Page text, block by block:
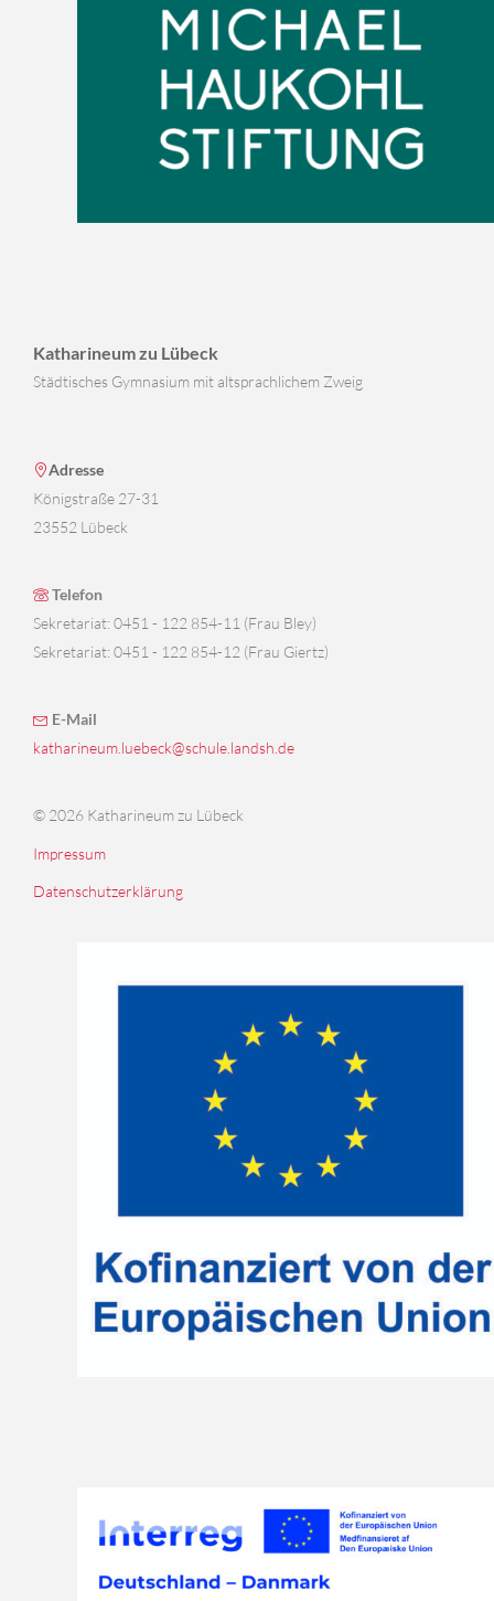
Katharineum zu Lübeck
Städtisches Gymnasium mit altsprachlichem Zweig
Adresse
Königstraße 27-31
23552 Lübeck
Telefon
Sekretariat: 0451 - 122 854-11 (Frau Bley)
Sekretariat: 0451 - 122 854-12 (Frau Giertz)
E-Mail
katharineum.luebeck@schule.landsh.de
© 2026 Katharineum zu Lübeck
Impressum
Datenschutzerklärung